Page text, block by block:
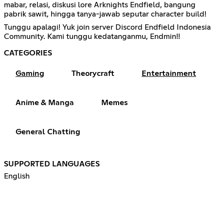
mabar, relasi, diskusi lore Arknights Endfield, bangung
pabrik sawit, hingga tanya-jawab seputar character build!
Tunggu apalagi! Yuk join server Discord Endfield Indonesia
Community. Kami tunggu kedatanganmu, Endmin!!
CATEGORIES
Gaming Theorycraft Entertainment
Anime & Manga Memes
General Chatting
SUPPORTED LANGUAGES
English